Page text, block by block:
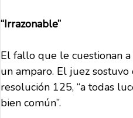
“Irrazonable”
El fallo que le cuestionan
un amparo. El juez sostuvo
resolución 125, “a todas
bien común”.